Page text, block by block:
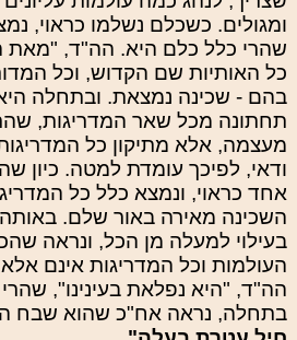
ומגולים. כשכלם נשלמו כראוי,
שהרי כלל כלם היא. הה"ד, "מאת
כל האותיות שם הקדוש, וכל
בהם - שכינה נמצאת. ובתחלה
תחתונה מכל שאר המדריגות,
מעצמה, אלא מתיקון כל
ודאי, לפיכך עומדת למטה. כיון
אחד כראוי, ונמצא כלל כל
השכינה מאירה באור שלם.
בעילוי למעלה מן הכל, ונראה
העולמות וכל המדריגות אינם
הה"ד, "היא נפלאת בעינינו",
בתחלה, נראה אח"כ שהוא שבח